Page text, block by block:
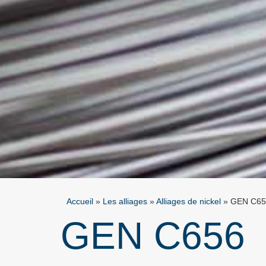
Accueil » Les alliages » Alliages de nickel » GEN
GEN C656